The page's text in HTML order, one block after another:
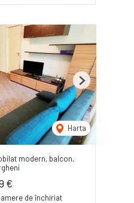
Harta
Next
modern, balcon,
€
de închiriat